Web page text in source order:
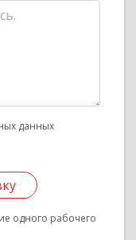
данных
одного рабочего